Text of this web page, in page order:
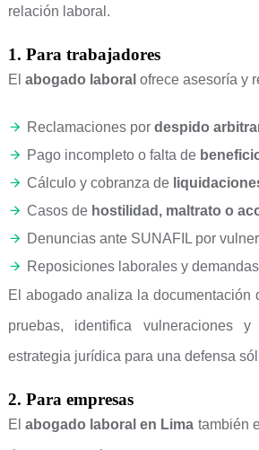
relación laboral.
1. Para trabajadores
El abogado laboral ofrece asesoría y
Reclamaciones por despido
Pago incompleto o falta de
Cálculo y cobranza de
Casos de hostilidad, maltrato o
Denuncias ante SUNAFIL por
Reposiciones laborales y
El abogado analiza la documentación
pruebas, identifica vulneraciones
estrategia jurídica para una defensa
2. Para empresas
Elabogado laboral en Lima también